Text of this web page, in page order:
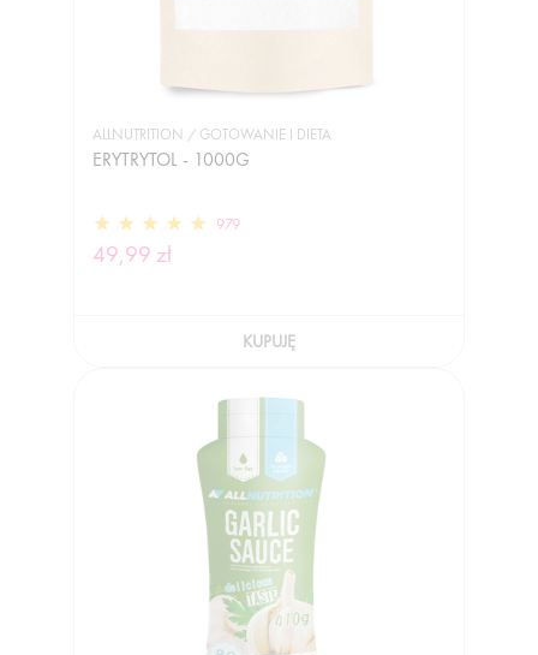
ALLNUTRITION / GOTOWANIE I DIETA
ERYTRYTOL - 1000G
979
49,99 zł
KUPUJĘ